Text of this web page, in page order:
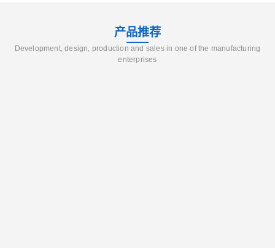
产品推荐
Development, design, production and sales in one of the manufacturing
enterprises